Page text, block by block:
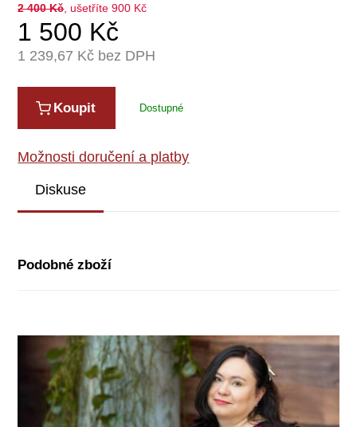
2 400Kč, ušetříte 900 Kč
1 500 Kč
1 239,67 Kč bez DPH
Koupit Dostupné
Možnosti doručení a platby
Diskuse
Podobné zboží
-33%
-33%
-33%